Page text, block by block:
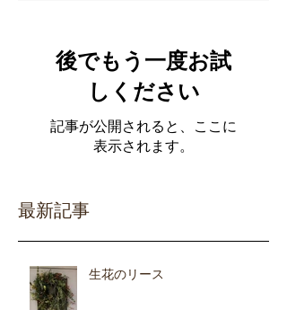
最新記事
後でもう一度お試
しください
記事が公開されると、ここに
表示されます。
生花のリース